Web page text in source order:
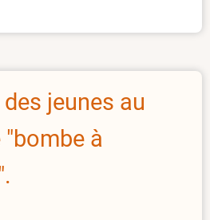
jeunes au
"bombe à